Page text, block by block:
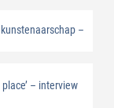
–
– interview